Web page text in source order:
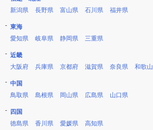
新潟県
長野県 富山県 石川県 福井県
東海
愛知県
岐阜県 静岡県 三重県
近畿
大阪府
兵庫県 京都府 滋賀県 奈良県 和歌
中国
鳥取県
島根県 岡山県 広島県 山口県
四国
徳島県
香川県 愛媛県 高知県